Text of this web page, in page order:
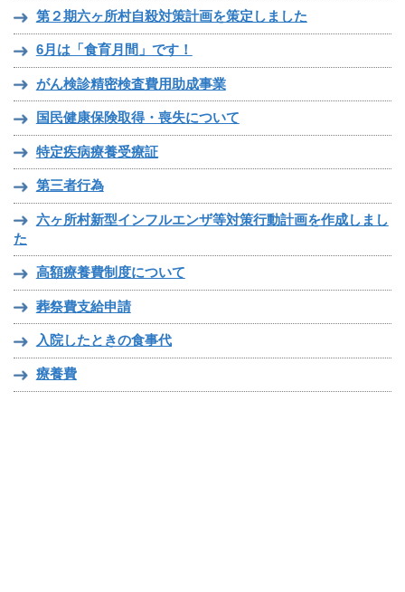
第２期六ヶ所村自殺対策計画を策定しました
6月は「食育月間」です！
がん検診精密検査費用助成事業
国民健康保険取得・喪失について
特定疾病療養受療証
第三者行為
六ヶ所村新型インフルエンザ等対策行動計画を作成しまし
た
高額療養費制度について
葬祭費支給申請
入院したときの食事代
療養費